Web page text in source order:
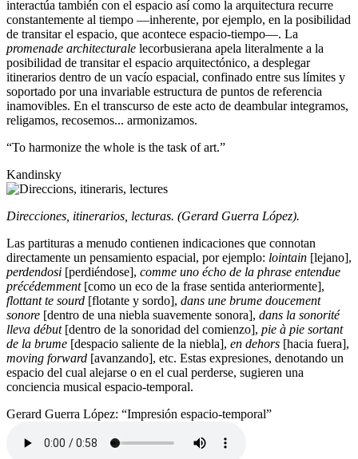
interactúa también con el espacio así como la arquitectura recurre
constantemente al tiempo —inherente, por ejemplo, en la posibilidad
de transitar el espacio, que acontece espacio-tiempo—. La
promenade architecturale lecorbusierana apela literalmente a la
posibilidad de transitar el espacio arquitectónico, a desplegar
itinerarios dentro de un vacío espacial, confinado entre sus límites y
soportado por una invariable estructura de puntos de referencia
inamovibles. En el transcurso de este acto de deambular integramos,
religamos, recosemos... armonizamos.
“To harmonize the whole is the task of art.”
Kandinsky
Direcciones, itinerarios, lecturas. (Gerard Guerra López).
Las partituras a menudo contienen indicaciones que connotan
directamente un pensamiento espacial, por ejemplo: lointain [lejano],
perdendosi [perdiéndose], comme uno écho de la phrase entendue
précédemment[como un eco de la frase sentida anteriormente],
flottant te sourd [flotante y sordo], dans une brume doucement
sonore [dentro de una niebla suavemente sonora], dans la sonorité
lleva début[dentro de la sonoridad del comienzo], pie à pie sortant
de la brume [despacio saliente de la niebla], en dehors [hacia fuera],
moving forward [avanzando], etc. Estas expresiones, denotando un
espacio del cual alejarse o en el cual perderse, sugieren una
conciencia musical espacio-temporal.
Gerard Guerra López: “Impresión espacio-temporal”